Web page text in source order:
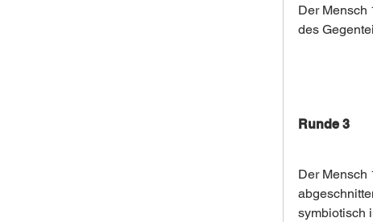
Der Mensch
des
Runde 3
Der Mensch
symbiotisch